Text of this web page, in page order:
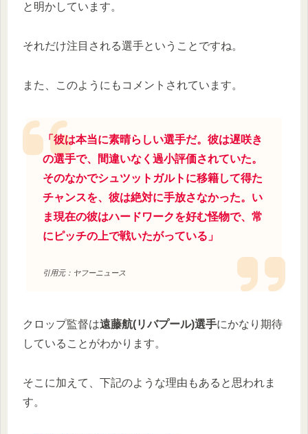
と明かしています。
それだけ注目される選手ということですね。
また、このようにもコメントされています。
「彼は本当に素晴らしい選手だ。彼は遅咲き
の選手で、間違いなく過小評価されていた。
そのなかでシュツットガルトに移籍して得た
チャンスを、彼は絶対に手放さなかった。い
ま現在の彼はハードワークを好む怪物で、常
にピッチの上で戦いたがっている」
引用元：ヤフーニュース
クロップ監督は遠藤航(リバプール)選手にかなり期待
していることがわかります。
そこに加えて、下記のような理由もあると思われま
す。